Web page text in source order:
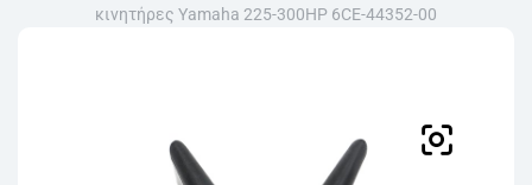
κινητήρες Yamaha 225-300HP 6CE-44352-00